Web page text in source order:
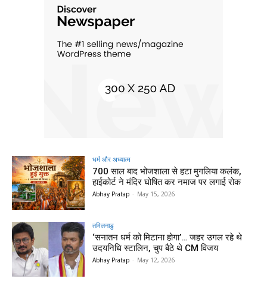
धर्म और अध्यात्म
700 साल बाद भोजशाला से हटा मुगलिया कलंक,
हाईकोर्ट ने मंदिर घोषित कर नमाज पर लगाई रोक
Abhay Pratap - May 15, 2026
तमिलनाडु
‘सनातन धर्म को मिटाना होगा’… जहर उगल रहे थे
उदयनिधि स्टालिन, चुप बैठे थे CM विजय
Abhay Pratap - May 12, 2026